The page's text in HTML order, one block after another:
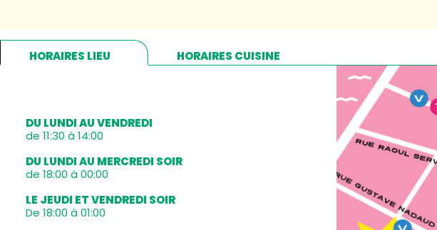
HORAIRES LIEU HORAIRES CUISINE
DU LUNDI AU VENDREDI
de 11:30 à 14:00
DU LUNDI AU MERCREDI SOIR
de 18:00 à 00:00
LE JEUDI ET VENDREDI SOIR
De 18:00 à 01:00